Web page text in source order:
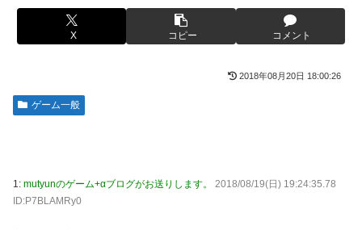
やる夫のダンジョン運営記189-雑談所ネタ 第123話「なぜな
にキャス狐さん・世界改変」
【悲報】女さん、歩行者を轢いた挙句、道路に倒れてどえら
いことになってしまうw w w w w w w
【画像】このLINEでなんで女が怒ってるのか分かんない奴
はモテない奴確定らしい←お前らは勿論わかるよ
生終了へ←これw w w w w w
実際『ゼルダ 時オカ』→『風タク』の時の空気感を知りた
【画像】サンモニの女子アナさん、日曜の朝から素材を提供
してしまう
か？
【悲報】『メイドインアビス』主題歌にVTuber起用→また
X コピー コメント
2018年08月20日 18:00:26
ゲーム一般
1: mutyunのゲーム+αブログがお送りします。
2018/08/19(日) 19:24:35.78
ID:P7BLAMRy0